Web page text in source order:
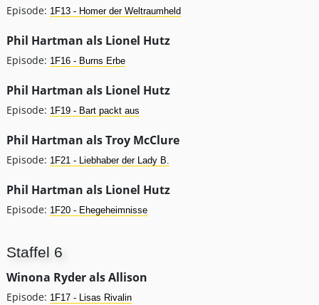
Episode: 1F13 - Homer der Weltraumheld
Phil Hartman als Lionel Hutz
Episode: 1F16 - Burns Erbe
Phil Hartman als Lionel Hutz
Episode: 1F19 - Bart packt aus
Phil Hartman als Troy McClure
Episode: 1F21 - Liebhaber der Lady B.
Phil Hartman als Lionel Hutz
Episode: 1F20 - Ehegeheimnisse
Staffel 6
Winona Ryder als Allison
Episode: 1F17 - Lisas Rivalin